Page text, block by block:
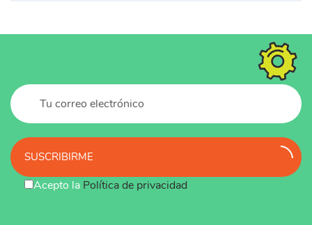
SUSCRIBIRME
Acepto la Política de privacidad